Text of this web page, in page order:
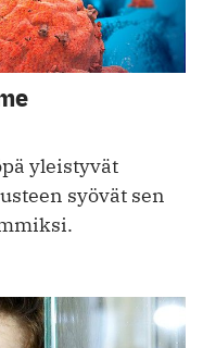
yleistyvät
syövät sen